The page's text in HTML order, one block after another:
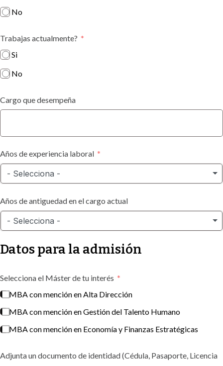
No
Trabajas actualmente?
Si
No
Cargo que desempeña
Años de experiencia laboral
- Selecciona -
Años de antiguedad en el cargo actual
- Selecciona -
Datos para la admisión
Selecciona el Máster de tu interés
MBA con mención en Alta Dirección
MBA con mención en Gestión del Talento Humano
MBA con mención en Economía y Finanzas Estratégicas
Adjunta un documento de identidad (Cédula, Pasaporte, Licencia